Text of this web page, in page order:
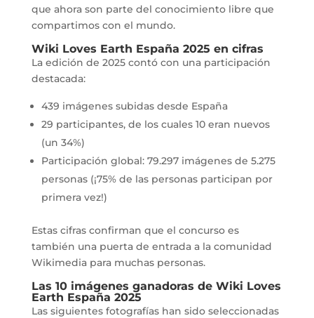
que ahora son parte del conocimiento libre que
compartimos con el mundo.
Wiki Loves Earth España 2025 en cifras
La edición de 2025 contó con una participación
destacada:
439 imágenes subidas desde España
29 participantes, de los cuales 10 eran nuevos
(un 34%)
Participación global: 79.297 imágenes de 5.275
personas (¡75% de las personas participan por
primera vez!)
Estas cifras confirman que el concurso es
también una puerta de entrada a la comunidad
Wikimedia para muchas personas.
Las 10 imágenes ganadoras de Wiki Loves
Earth España 2025
Las siguientes fotografías han sido seleccionadas